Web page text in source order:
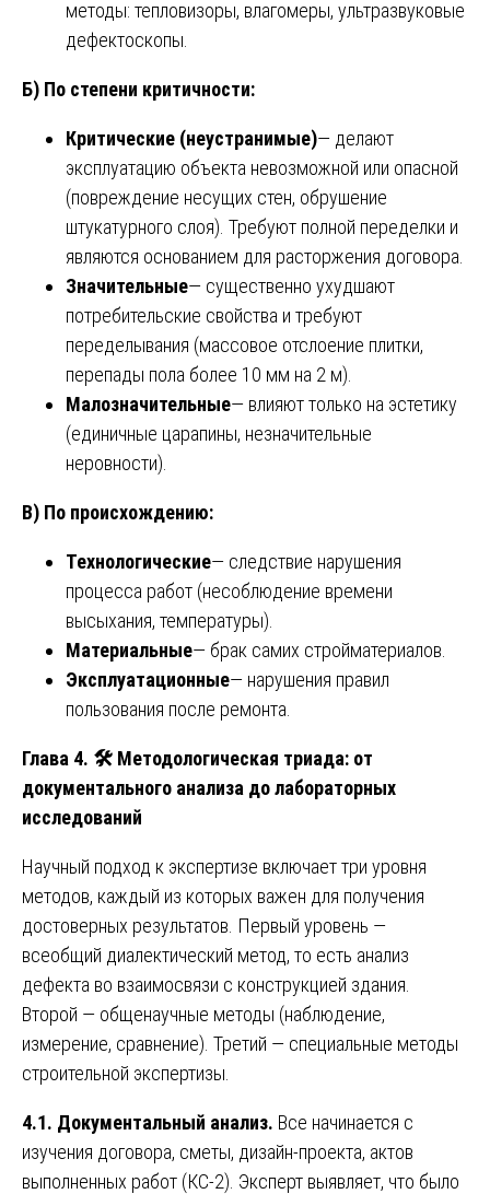
методы: тепловизоры, влагомеры, ультразвуковые
дефектоскопы.
Б) По степени критичности:
Критические (неустранимые)— делают
эксплуатацию объекта невозможной или опасной
(повреждение несущих стен, обрушение
штукатурного слоя). Требуют полной переделки и
являются основанием для расторжения договора.
Значительные— существенно ухудшают
потребительские свойства и требуют
переделывания (массовое отслоение плитки,
перепады пола более 10 мм на 2 м).
Малозначительные— влияют только на эстетику
(единичные царапины, незначительные
неровности).
В) По происхождению:
Технологические— следствие нарушения
процесса работ (несоблюдение времени
высыхания, температуры).
Материальные— брак самих стройматериалов.
Эксплуатационные— нарушения правил
пользования после ремонта.
Глава 4. 🛠 ️ Методологическая триада: от
документального анализа до лабораторных
исследований
Научный подход к экспертизе включает три уровня
методов, каждый из которых важен для получения
достоверных результатов. Первый уровень —
всеобщий диалектический метод, то есть анализ
дефекта во взаимосвязи с конструкцией здания.
Второй — общенаучные методы (наблюдение,
измерение, сравнение). Третий — специальные методы
строительной экспертизы.
4.1. Документальный анализ. Все начинается с
изучения договора, сметы, дизайн-проекта, актов
выполненных работ (КС-2). Эксперт выявляет, что было